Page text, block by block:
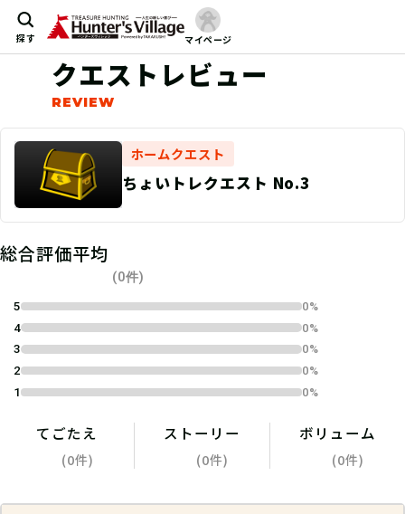
探す マイページ
クエストレビュー
ホームクエスト
ちょいトレクエスト No.3
総合評価平均
(0件)
5
0%
4
0%
3
0%
2
0%
1
0%
てごたえ
(0件)
ストーリー
(0件)
ボリューム
(0件)